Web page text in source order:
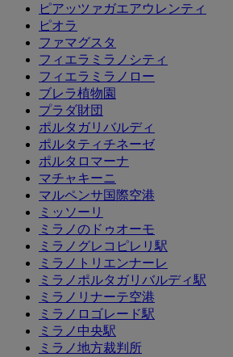
ピアッツァガエアウレンティ
ピオラ
ファマグスタ
フィエラミラノシティ
フィエラミラノロー
ブレラ植物園
プラダ財団
ポルタガリバルディ
ポルタティチネーゼ
ポルタロマーナ
マチャキーニ
マルペンサ国際空港
ミッソーリ
ミラノのドゥオーモ
ミラノグレコピレリ駅
ミラノトリエンナーレ
ミラノポルタガリバルディ駅
ミラノリナーテ空港
ミラノロゴレード駅
ミラノ中央駅
ミラノ地方裁判所